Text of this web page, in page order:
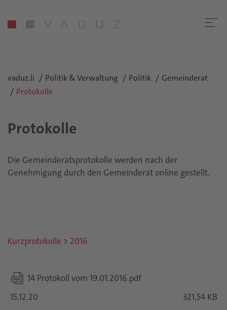
vaduz.li Politik & Verwaltung Politik
Gemeinderat
Protokolle
Protokolle
Die Gemeinderatsprotokolle werden nach der
Genehmigung durch den Gemeinderat online gestellt.
Kurzprotokolle > 2016
14 Protokoll vom 19.01.2016.pdf
15.12.20
321,54 KB